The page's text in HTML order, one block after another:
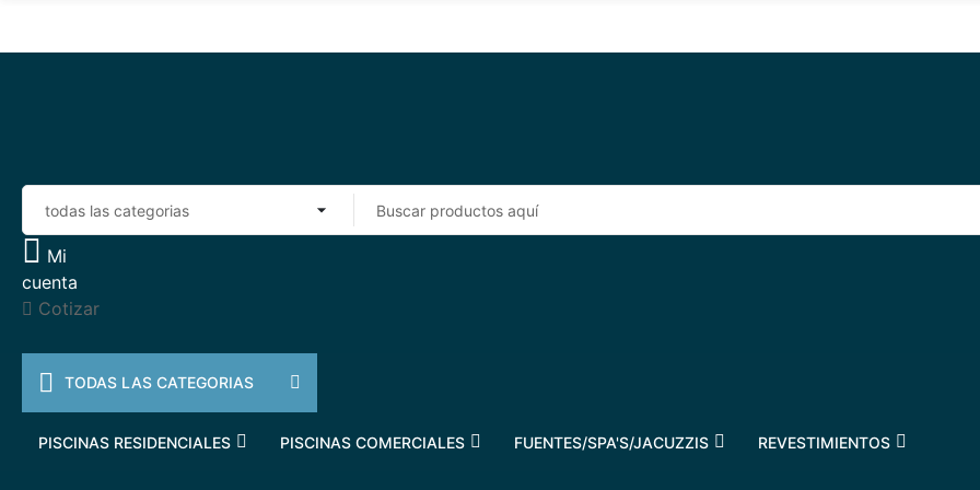
Mi
cuenta
Cotizar
TODAS LAS CATEGORIAS
PISCINAS RESIDENCIALES PISCINAS COMERCIALES FUENTES/SPA'S/JACUZZIS REVESTIMIENTOS